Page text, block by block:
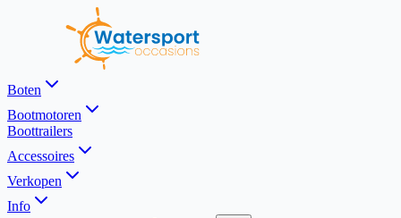
Boten
Bootmotoren
Boottrailers
Accessoires
Verkopen
Info